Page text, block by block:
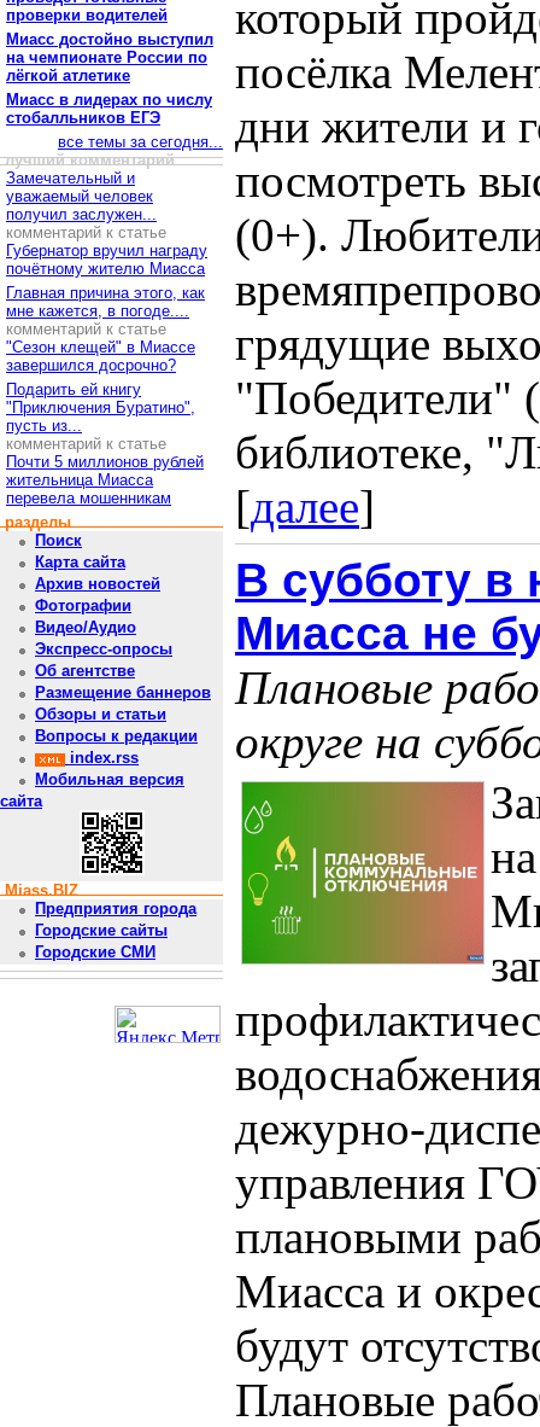
проверки водителей
Миасс достойно выступил
на чемпионате России по
лёгкой атлетике
Миасс в лидерах по числу
стобалльников ЕГЭ
все темы за сегодня...
лучший комментарий
Замечательный и
уважаемый человек
получил заслужен...
комментарий к статье
Губернатор вручил награду
почётному жителю Миасса
Главная причина этого, как
мне кажется, в погоде....
комментарий к статье
"Сезон клещей" в Миассе
завершился досрочно?
Подарить ей книгу
"Приключения Буратино",
пусть из...
комментарий к статье
Почти 5 миллионов рублей
жительница Миасса
перевела мошенникам
разделы
Поиск
Карта сайта
Архив новостей
Фотографии
Видео/Аудио
Экспресс-опросы
Об агентстве
Размещение баннеров
Обзоры и статьи
Вопросы к редакции
index.rss
Мобильная версия
сайта
Miass.BIZ
Предприятия города
Городские сайты
Городские СМИ
который
посёлка
дни жители и
посмотреть
(0+).
грядущие
"Победители"
библиотеке,
[далее]
В субботу в
Миасса не
Плановые
округе на
дежурно-
управления
плановыми
Миасса и
будут
Плановые